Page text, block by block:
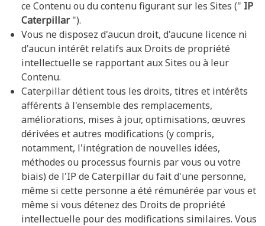
ce Contenu ou du contenu figurant sur les Sites (" IP
Caterpillar").
Vous ne disposez d'aucun droit, d'aucune licence ni
d'aucun intérêt relatifs aux Droits de propriété
intellectuelle se rapportant aux Sites ou à leur
Contenu.
Caterpillar détient tous les droits, titres et intérêts
afférents à l'ensemble des remplacements,
améliorations, mises à jour, optimisations, œuvres
dérivées et autres modifications (y compris,
notamment, l'intégration de nouvelles idées,
méthodes ou processus fournis par vous ou votre
biais) de l'IP de Caterpillar du fait d'une personne,
même si cette personne a été rémunérée par vous et
même si vous détenez des Droits de propriété
intellectuelle pour des modifications similaires. Vous